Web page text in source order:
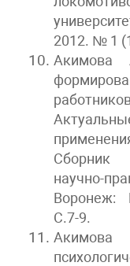
2012. № 1
Акимова
Сборник
научно-
С.7-9.